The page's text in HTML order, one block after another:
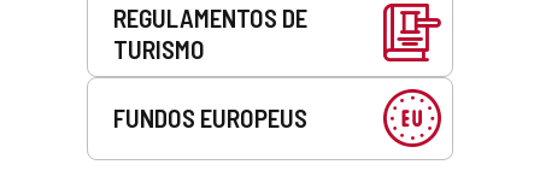
REGULAMENTOS DE
TURISMO
FUNDOS EUROPEUS